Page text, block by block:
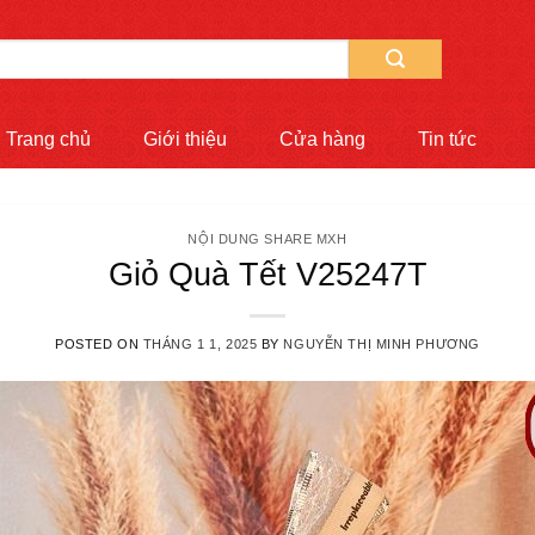
Trang chủ Giới thiệu Cửa hàng Tin tức
NỘI DUNG SHARE MXH
Giỏ Quà Tết V25247T
POSTED ON THÁNG 1 1, 2025 BY NGUYỄN THỊ MINH PHƯƠNG